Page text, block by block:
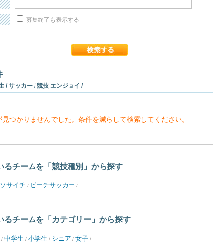
募集終了も表示する
/ サッカー / 競技 エンジョイ /
つかりませんでした。条件を減らして検索してください。
るチームを「競技種別」から探す
ソサイチ / ビーチサッカー /
るチームを「カテゴリー」から探す
/ 中学生 / 小学生 / シニア / 女子 /